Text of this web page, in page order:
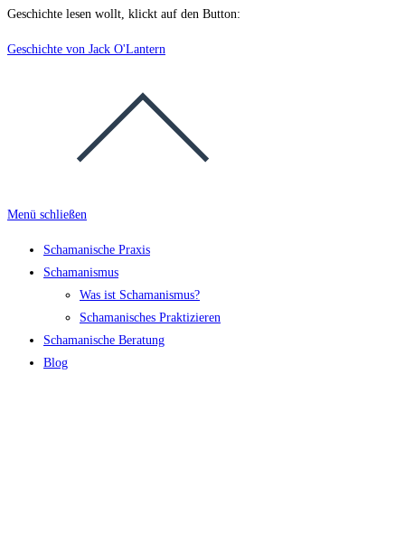
Geschichte lesen wollt, klickt auf den Button:
Geschichte von Jack O'Lantern
Menü schließen
Schamanische Praxis
Schamanismus
Was ist Schamanismus?
Schamanisches Praktizieren
Schamanische Beratung
Blog